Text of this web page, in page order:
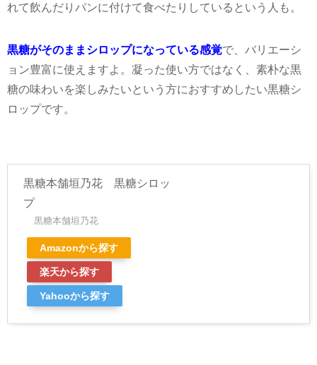
れて飲んだりパンに付けて食べたりしているという人も。
黒糖がそのままシロップになっている感覚で、バリエーシ
ョン豊富に使えますよ。凝った使い方ではなく、素朴な黒
糖の味わいを楽しみたいという方におすすめしたい黒糖シ
ロップです。
黒糖本舗垣乃花 黒糖シロッ
プ
黒糖本舗垣乃花
Amazonから探す
楽天から探す
Yahooから探す